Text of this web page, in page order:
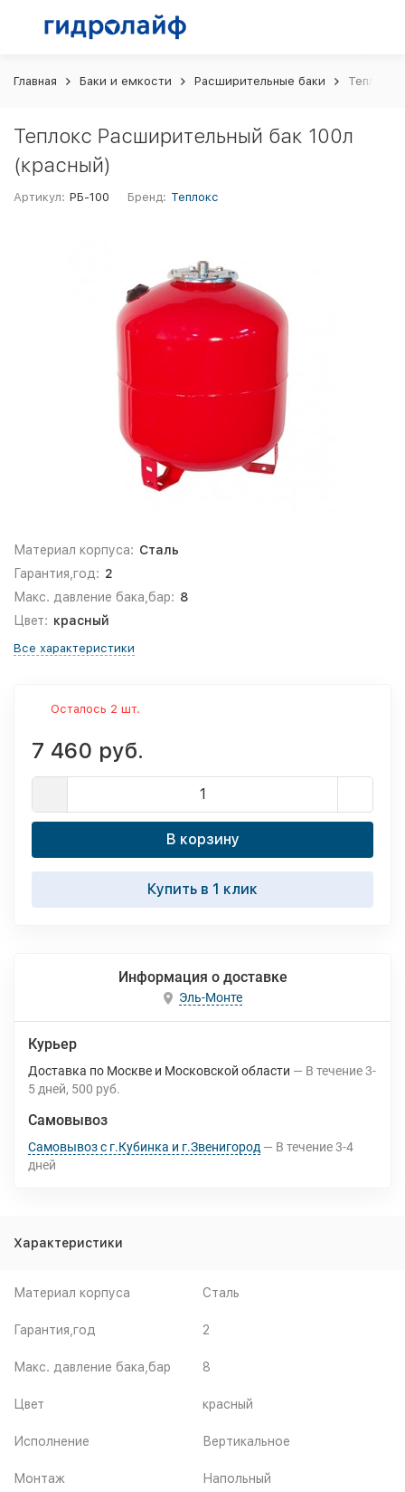
Главная Баки и емкости Расширительные баки Теплокс
Теплокс Расширительный бак 100л
(красный)
Артикул: РБ-100 Бренд: Теплокс
Материал корпуса: Сталь
Гарантия,год: 2
Макс. давление бака,бар: 8
Цвет: красный
Все характеристики
Осталось 2 шт.
7 460 руб.
В корзину
Купить в 1 клик
Информация о доставке
Эль-Монте
Курьер
Доставка по Москве и Московской области В течение3-
5 дней 500 руб.
Самовывоз
Самовывоз с г.Кубинка и г.Звенигород В течение3-4
дней
Характеристики
Материал корпуса Сталь
Гарантия,год 2
Макс. давление бака,бар 8
Цвет красный
Исполнение Вертикальное
Монтаж Напольный